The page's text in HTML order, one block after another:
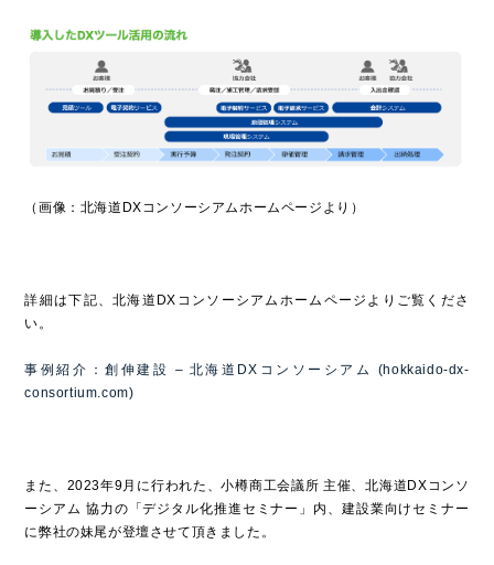
（画像：北海道DXコンソーシアムホームページより）
詳細は下記、北海道DXコンソーシアムホームページよりご覧くださ
い。
事例紹介：創伸建設 – 北海道DXコンソーシアム (hokkaido-dx-
consortium.com)
また、2023年9月に行われた、小樽商工会議所 主催、北海道DXコンソ
ーシアム 協力の「デジタル化推進セミナー」内、建設業向けセミナー
に弊社の妹尾が登壇させて頂きました。